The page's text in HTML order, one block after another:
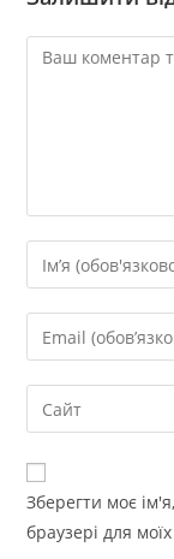
Коментар
Введіть
своє
ім'я
або
користувача,
щоб
прокоментувати
Введіть
свою
електронну
адресу,
прокоментувати
Введіть
URL-
адресу
сайту
(необов’язково)
Зберегти моє
браузері для